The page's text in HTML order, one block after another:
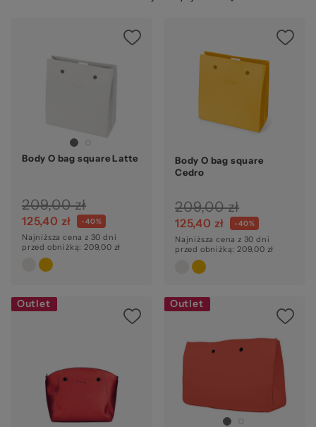
Body O bag square Latte
209,00 zł
125,40 zł -40%
Najniższa cena z 30 dni
przed obniżką: 209,00 zł
Body O bag square
Cedro
209,00 zł
125,40 zł -40%
Najniższa cena z 30 dni
przed obniżką: 209,00 zł
Outlet Outlet